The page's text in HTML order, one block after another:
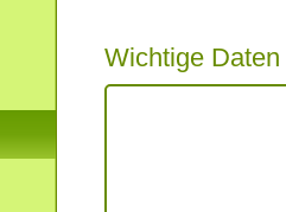
Wichtige